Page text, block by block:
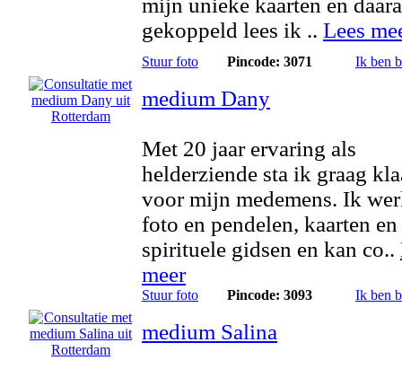
mijn unieke kaarten en
gekoppeld lees ik .. Lees
Stuur foto Pincode: 3071 Ik ben
medium Dany
Met 20 jaar ervaring als
helderziende sta ik graag
voor mijn medemens. Ik
foto en pendelen, kaarten en
spirituele gidsen en kan co..
meer
Stuur foto Pincode: 3093 Ik ben
medium Salina